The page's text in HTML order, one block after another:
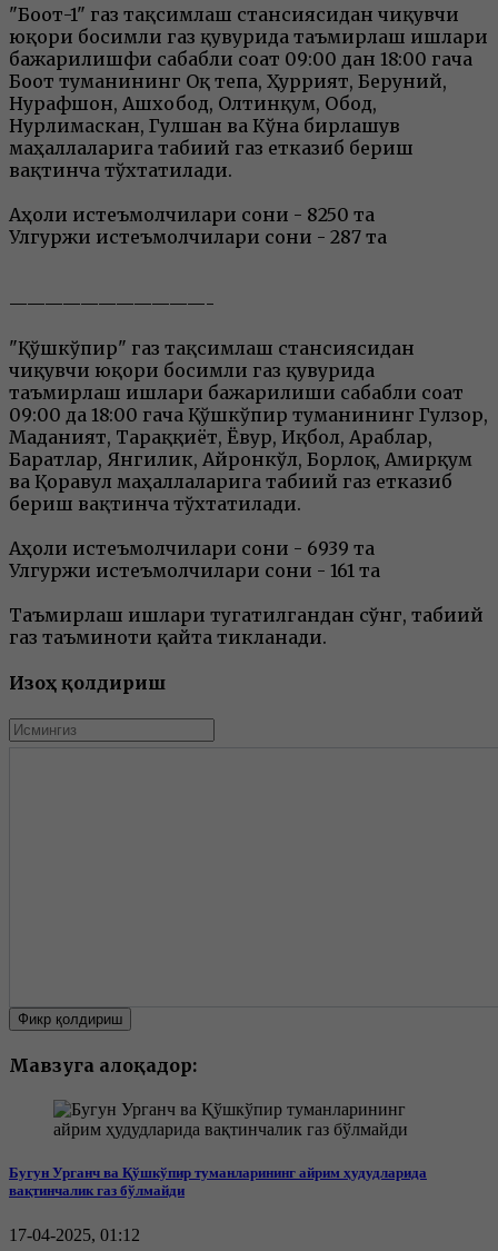
"Боғот-1" газ тақсимлаш стансиясидан чиқувчи
юқори босимли газ қувурида таъмирлаш ишлари
бажарилишфи сабабли соат 09:00 дан 18:00 гача
Боғот туманининг Оқ тепа, Ҳуррият, Беруний,
Нурафшон, Ашхобод, Олтинқум, Обод,
Нурлимаскан, Гулшан ва Кўна бирлашув
маҳаллаларига табиий газ етказиб бериш
вақтинча тўхтатилади.
Аҳоли истеъмолчилари сони - 8250 та
Улгуржи истеъмолчилари сони - 287 та
———————————-
"Қўшкўпир" газ тақсимлаш стансиясидан
чиқувчи юқори босимли газ қувурида
таъмирлаш ишлари бажарилиши сабабли соат
09:00 да 18:00 гача Қўшкўпир туманининг Гулзор,
Маданият, Тараққиёт, Ёвғур, Иқбол, Араблар,
Баратлар, Янгилик, Айронкўл, Борлоқ, Амирқум
ва Қоравул маҳаллаларига табиий газ етказиб
бериш вақтинча тўхтатилади.
Аҳоли истеъмолчилари сони - 6939 та
Улгуржи истеъмолчилари сони - 161 та
Таъмирлаш ишлари тугатилгандан сўнг, табиий
газ таъминоти қайта тикланади.
Изоҳ қолдириш
Фикр қолдириш
Мавзуга алоқадор:
Бугун Урганч ва Қўшкўпир туманларининг айрим ҳудудларида
вақтинчалик газ бўлмайди
17-04-2025, 01:12